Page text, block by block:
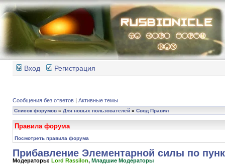
Вход Регистрация
Сообщения без ответов | Активные темы
Список форумов » Для новых пользователей » Свод Правил
Правила форума
Посмотреть правила форума
Прибавление Элементарной силы по
Модераторы: Lord Rassilon, Младшие Модераторы